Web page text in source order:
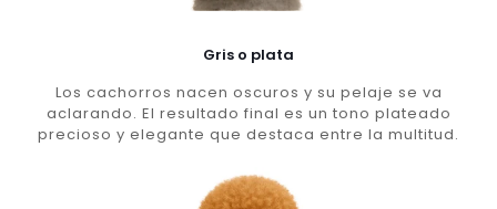
Gris o plata
Los cachorros nacen oscuros y su pelaje se va
aclarando. El resultado final es un tono plateado
precioso y elegante que destaca entre la multitud.